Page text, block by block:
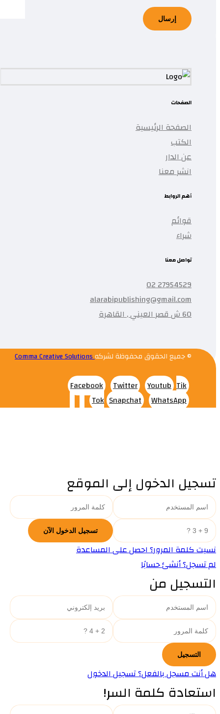
الصفحات
الصفحة الرئيسية
الكتب
عن الدار
انشر معنا
أهم الروابط
قوائم
شراء
تواصل معنا
27954529 02
alarabipublishing@gmail.com
60 ش قصر العيني , القاهرة
© جميع الحقوق محفوظة لشركهComma Creative Solutions
Facebook Twitter Youtub Tik
Tok Snapchat WhatsApp
تسجيل الدخول إلى الموقع
نسيت كلمة المرور؟ احصل على المساعدة
لم تسجل؟ أنشئ حسابًا
التسجيل من
هل أنت مسجل بالفعل؟ تسجيل الدخول
استعادة كلمة السر!